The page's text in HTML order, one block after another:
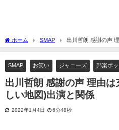
ホーム SMAP
出川哲朗 感謝の声
演と関係
SMAP お笑い ジャニーズ 邦楽ポ
出川哲朗 感謝の声 理由
しい地図)出演と関係
2022年1月4日 6分48秒